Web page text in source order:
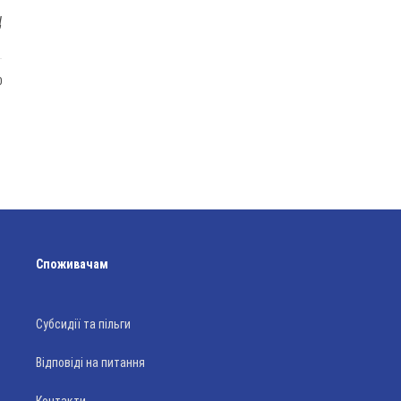
Споживачам
Субсидії та пільги
Відповіді на питання